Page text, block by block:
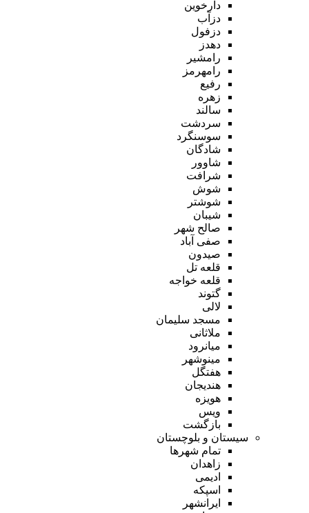
دارخوین
دزآب
دزفول
دهدز
رامشیر
رامهرمز
رفیع
زهره
سالند
سردشت
سوسنگرد
شادگان
شاوور
شرافت
شوش
شوشتر
شیبان
صالح شهر
صفی آباد
صیدون
قلعه تل
قلعه خواجه
گتوند
لالی
مسجد سلیمان
ملاثانی
میانرود
مینوشهر
هفتگل
هندیجان
هویزه
ویس
بازگشت
سیستان و بلوچستان
تمام شهر‌ها
زاهدان
ادیمی
اسپکه
ایرانشهر